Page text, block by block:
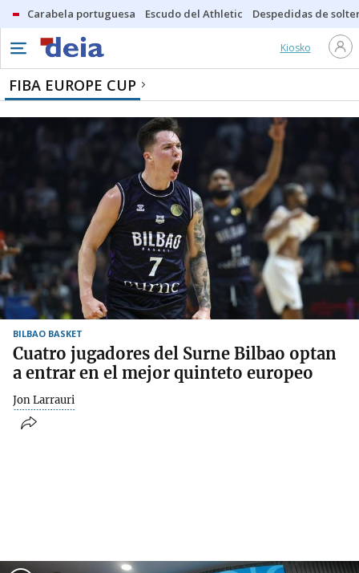
Carabela portuguesa Escudo del Athletic Despedidas de
Kiosko
FIBA EUROPE CUP
BILBAO BASKET
Cuatro jugadores del Surne Bilbao optan
a entrar en el mejor quinteto europeo
Jon Larrauri